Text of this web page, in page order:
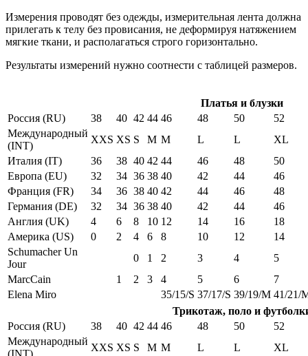
Измерения проводят без одежды, измерительная лента должна
прилегать к телу без провисания, не деформируя натяжением
мягкие ткани, и располагаться строго горизонтально.
Результаты измерений нужно соотнести с таблицей размеров.
Платья и блузки
Россия (RU)
38 40 42 44 46 48 50
52
Международный
(INT)
XXS XS S M M L L
XL
Италия (IT)
36 38 40 42 44 46 48
50
Европа (EU)
32 34 36 38 40 42 44
46
Франция (FR)
34 36 38 40 42 44 46
48
Германия (DE)
32 34 36 38 40 42 44
46
Англия (UK)
4 6 8 10 12 14 16
18
Америка (US)
0 2 4 6 8 10 12
14
Schumacher Un
Jour
0 1 2 3 4
5
MarcCain
1 2 3 4 5 6
7
Elena Miro
35/15/S 37/17/S 39/19/M 41/21/
Трикотаж, поло и
Россия (RU)
38 40 42 44 46 48 50
52
Международный
(INT)
XXS XS S M M L L
XL